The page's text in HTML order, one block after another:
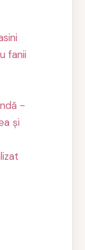
fanii
-
și